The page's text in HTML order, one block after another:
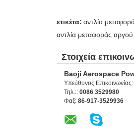
ετικέτα: αντλία
αντλία μεταφοράς αργού
Στοιχεία
Baoji Aerospace
Υπεύθυνος Επικοινωνίας:
Τηλ.:: 0086 3529980
Φαξ: 86-917-3529936